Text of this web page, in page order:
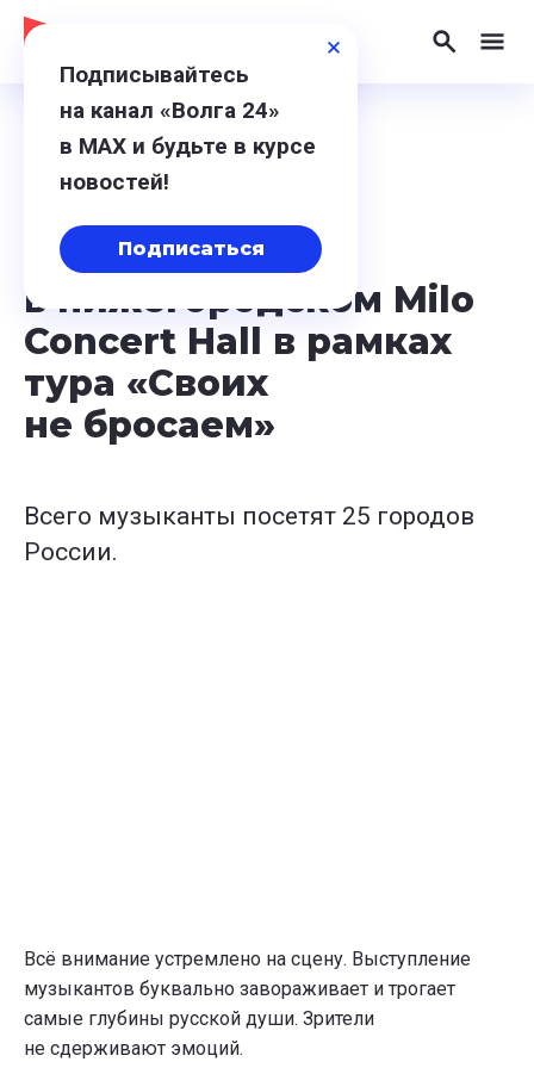
11 марта 2024, 15:35
Группа «Наши»
выступила
в нижегородском Milo
Concert Hall в рамках
тура «Своих
не бросаем»
Всего музыканты посетят 25 городов
России.
Всё внимание устремлено на сцену. Выступление
музыкантов буквально завораживает и трогает
самые глубины русской души. Зрители
не сдерживают эмоций.
Подписывайтесь
на канал «Волга 24»
в МАХ и будьте в курсе
новостей!
Подписаться